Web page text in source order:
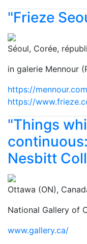
"Frieze
Séoul, Corée,
in galerie Mennour
https://
https://
"Things
Nesbitt
Ottawa (ON),
National Gallery of
www.gallery.ca/